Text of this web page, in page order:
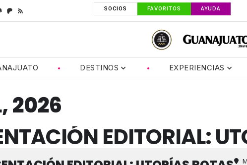
SOCIOS FAVORITOS AYUDA
DESTINOS EXPERIENCIAS
2026
EDITORIAL: